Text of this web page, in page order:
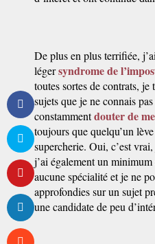
De plus en plus terrifiée,
légersyndrome de
toutes sortes de contrats,
sujets que je ne connais
constammentdouter de
toujours que quelqu’un
supercherie. Oui, c’est
j’ai également un minimum
aucune spécialité et je ne
approfondies sur un sujet
une candidate de peu